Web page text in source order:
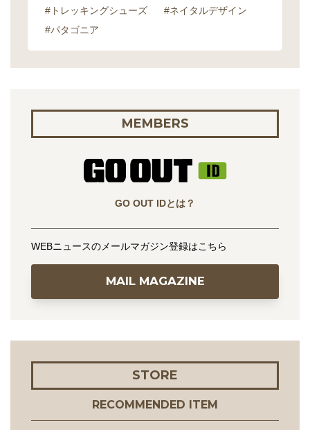
#トレッキングシューズ
#ネイタルデザイン
#パタゴニア
MEMBERS
GO OUT IDとは？
WEBニュースのメールマガジン登録はこちら
MAIL MAGAZINE
STORE
RECOMMENDED ITEM